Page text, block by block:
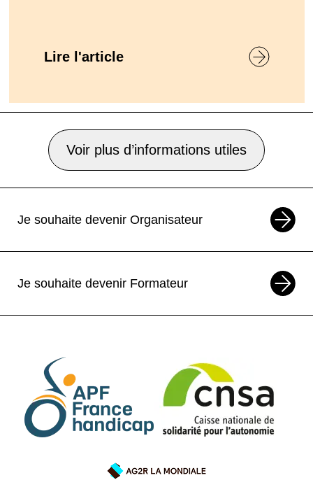
Lire l'article
Voir plus d’informations utiles
Je souhaite devenir Organisateur
Je souhaite devenir Formateur